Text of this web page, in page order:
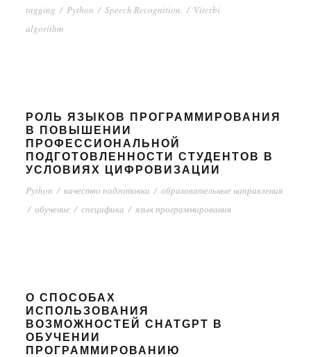
tagging / Python / Speech Recognition. / Viterbi
algorithm
РОЛЬ ЯЗЫКОВ ПРОГРАММИРОВАНИЯ
В ПОВЫШЕНИИ
ПРОФЕССИОНАЛЬНОЙ
ПОДГОТОВЛЕННОСТИ СТУДЕНТОВ В
УСЛОВИЯХ ЦИФРОВИЗАЦИИ
Python / качество подготовки / образовательные направления
/ обучение / специфика / язык программирования
О СПОСОБАХ
ИСПОЛЬЗОВАНИЯ
ВОЗМОЖНОСТЕЙ CHATGPT В
ОБУЧЕНИИ
ПРОГРАММИРОВАНИЮ